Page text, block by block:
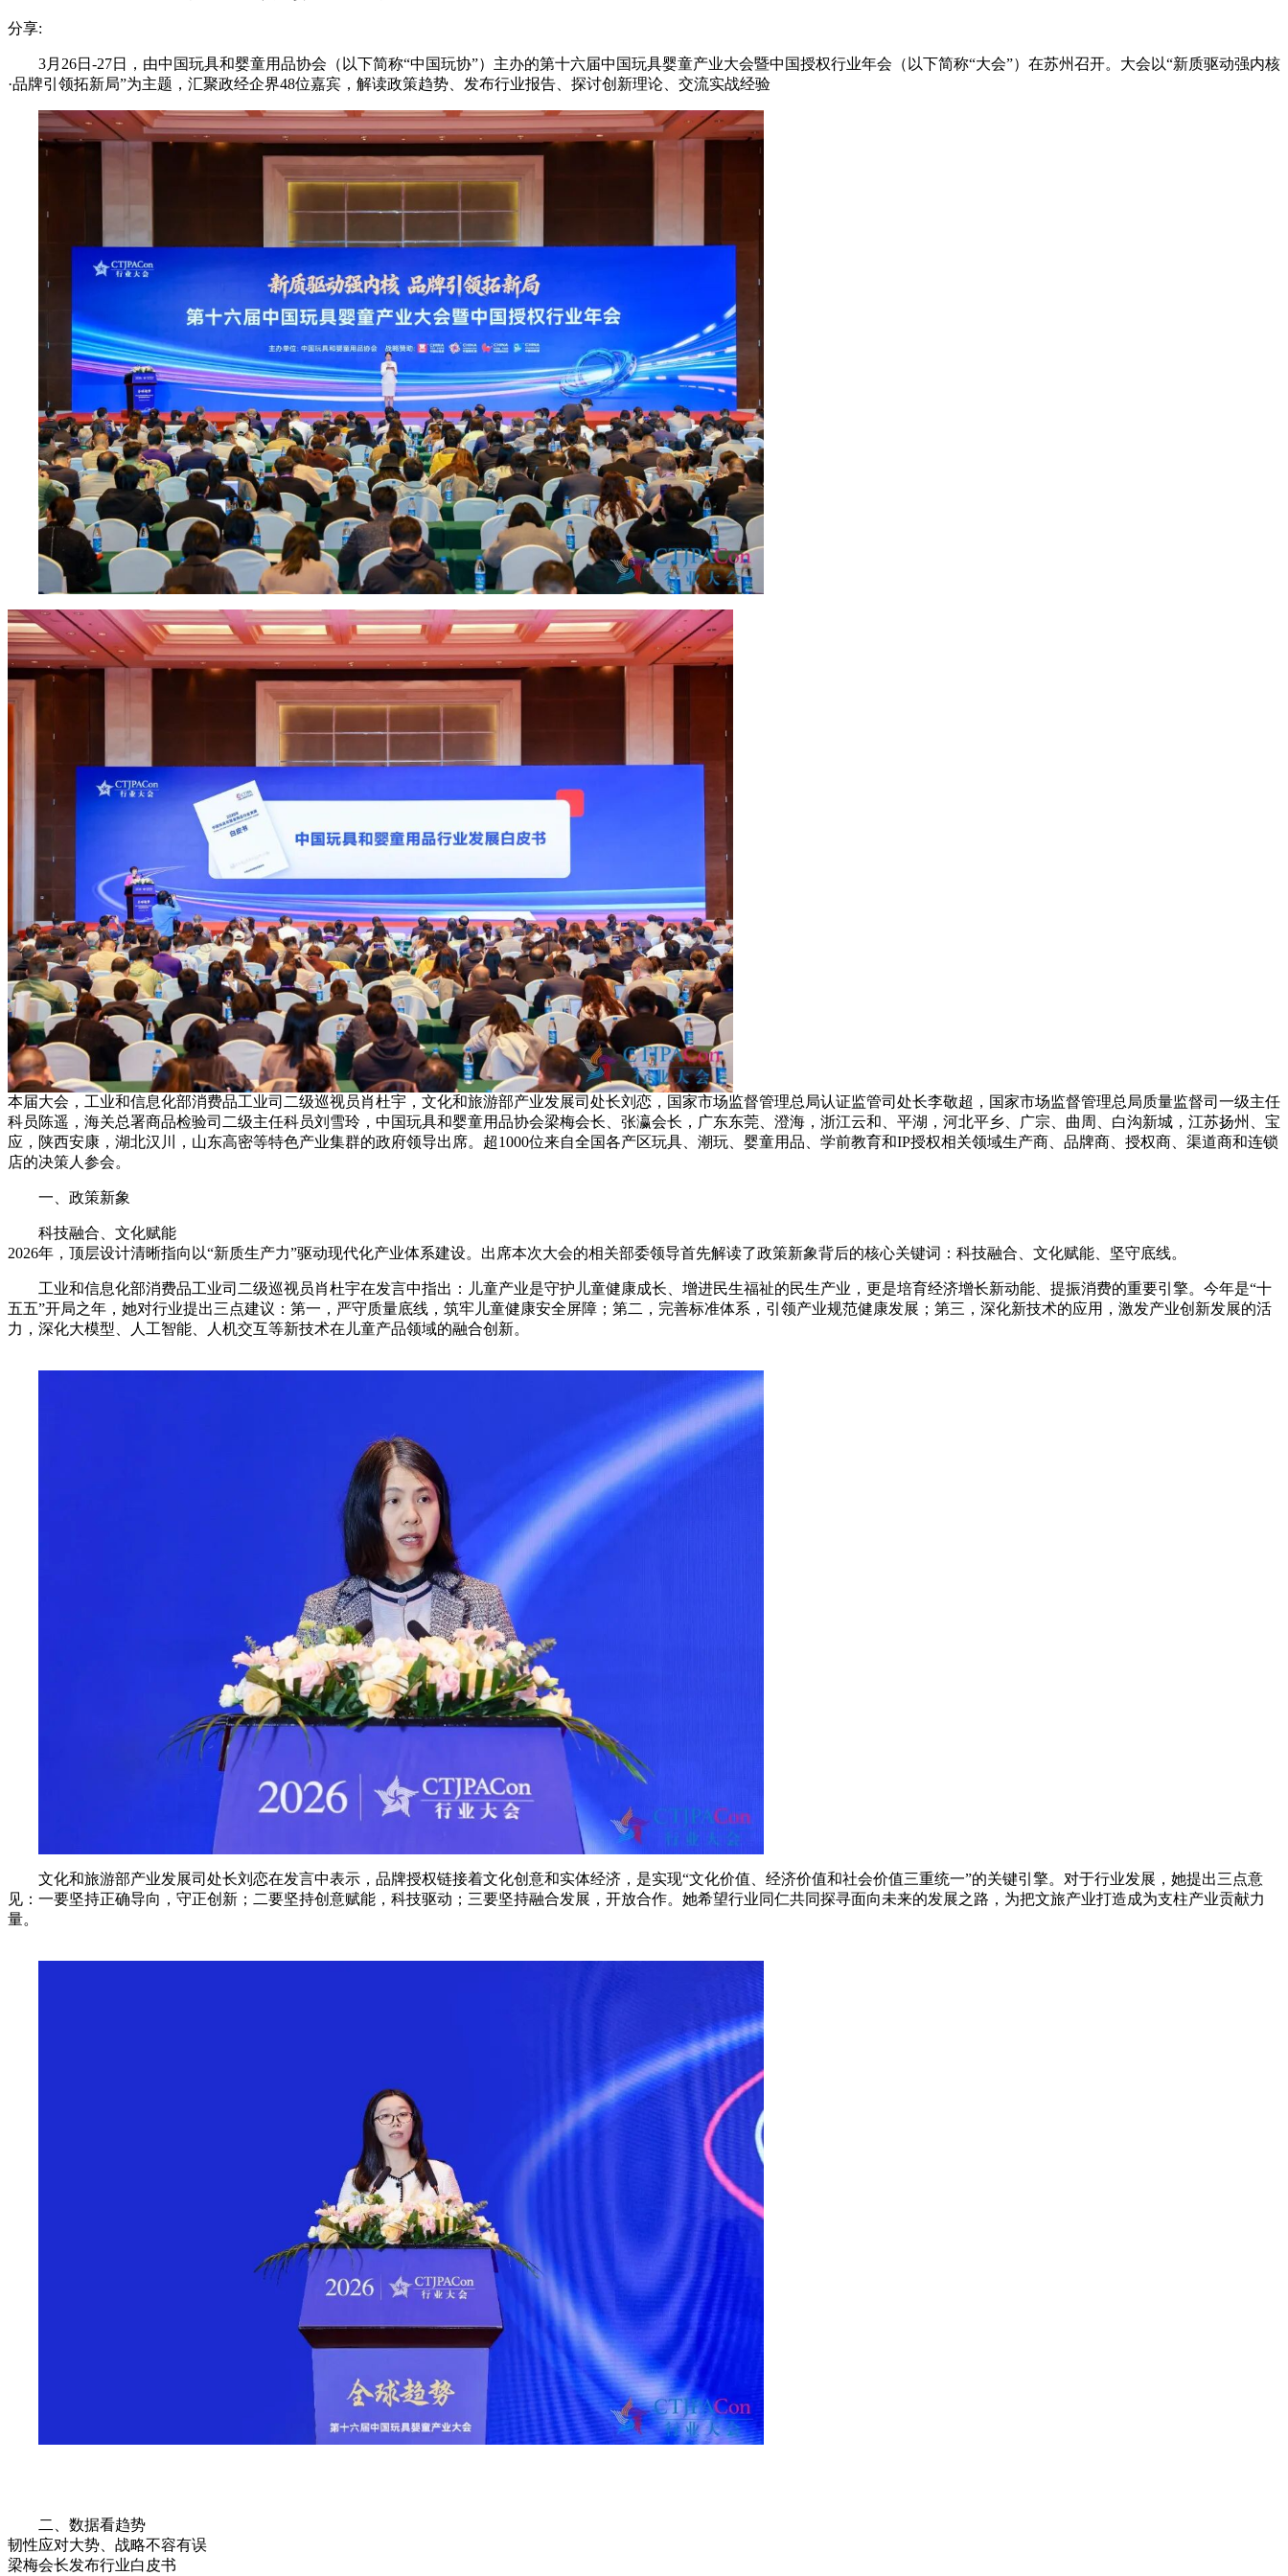
分享:
3月26日-27日，由中国玩具和婴童用品协会（以下简称“中国玩协”）主办的第十六届中国玩具婴童产业大会暨中国授权行业年会（以下简称“大会”）在苏州召开。大会以“新质驱动强内核
·品牌引领拓新局”为主题，汇聚政经企界48位嘉宾，解读政策趋势、发布行业报告、探讨创新理论、交流实战经验
本届大会，工业和信息化部消费品工业司二级巡视员肖杜宇，文化和旅游部产业发展司处长刘恋，国家市场监督管理总局认证监管司处长李敬超，国家市场监督管理总局质量监督司一级主任
科员陈遥，海关总署商品检验司二级主任科员刘雪玲，中国玩具和婴童用品协会梁梅会长、张瀛会长，广东东莞、澄海，浙江云和、平湖，河北平乡、广宗、曲周、白沟新城，江苏扬州、宝
应，陕西安康，湖北汉川，山东高密等特色产业集群的政府领导出席。超1000位来自全国各产区玩具、潮玩、婴童用品、学前教育和IP授权相关领域生产商、品牌商、授权商、渠道商和连锁
店的决策人参会。
一、政策新象
科技融合、文化赋能
2026年，顶层设计清晰指向以“新质生产力”驱动现代化产业体系建设。出席本次大会的相关部委领导首先解读了政策新象背后的核心关键词：科技融合、文化赋能、坚守底线。
工业和信息化部消费品工业司二级巡视员肖杜宇在发言中指出：儿童产业是守护儿童健康成长、增进民生福祉的民生产业，更是培育经济增长新动能、提振消费的重要引擎。今年是“十
五五”开局之年，她对行业提出三点建议：第一，严守质量底线，筑牢儿童健康安全屏障；第二，完善标准体系，引领产业规范健康发展；第三，深化新技术的应用，激发产业创新发展的活
力，深化大模型、人工智能、人机交互等新技术在儿童产品领域的融合创新。
文化和旅游部产业发展司处长刘恋在发言中表示，品牌授权链接着文化创意和实体经济，是实现“文化价值、经济价值和社会价值三重统一”的关键引擎。对于行业发展，她提出三点意
见：一要坚持正确导向，守正创新；二要坚持创意赋能，科技驱动；三要坚持融合发展，开放合作。她希望行业同仁共同探寻面向未来的发展之路，为把文旅产业打造成为支柱产业贡献力
量。
二、数据看趋势
韧性应对大势、战略不容有误
梁梅会长发布行业白皮书